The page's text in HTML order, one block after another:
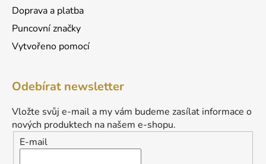
Doprava a platba
Puncovní značky
Vytvořeno pomocí
Odebírat newsletter
Vložte svůj e-mail a my vám budeme zasílat informace o
nových produktech na našem e-shopu.
E-mail